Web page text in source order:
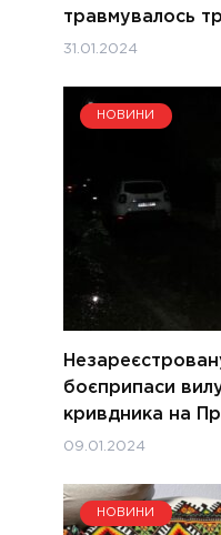
травмувалось
31.01.2024
НОВИНИ
боєприпаси
кривдника на
09.01.2024
НОВИНИ